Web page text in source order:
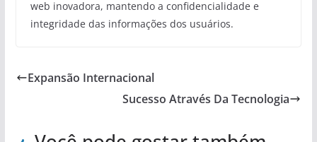
web inovadora, mantendo a confidencialidade e
integridade das informações dos usuários.
Expansão Internacional
Sucesso Através Da Tecnologia